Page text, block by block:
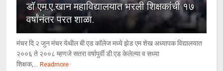
डॉ एम.ए.खान महाविद्यालयात भरली शिक्षकांची १७
वर्षांनंतर परत शाळा.
मंचर दि.२ जुन मंचर येथील बी एड कॉलेज मध्ये झेड एम शेख अध्यापक विद्यालयात
२००६ ते २००८ म्हणजे सतरा वर्षापुर्वी डी.एड केलेल्या व सध्या
शिक्षक,... Readmore